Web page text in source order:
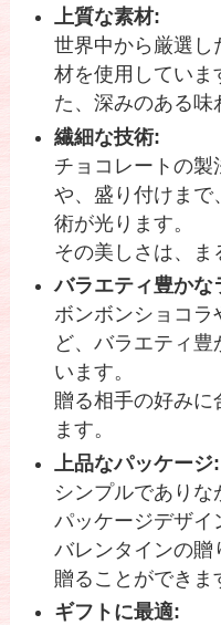
上質な素材:
世界中から厳選し
材を使用していま
た、深みのある味
繊細な技術:
チョコレートの製
や、盛り付けまで
術が光ります。
その美しさは、ま
バラエティ豊かな
ボンボンショコラ
ど、バラエティ
います。
贈る相手の好みに
ます。
上品なパッケージ:
シンプルでありな
パッケージデザイ
バレンタインの贈
贈ることができま
ギフトに最適: